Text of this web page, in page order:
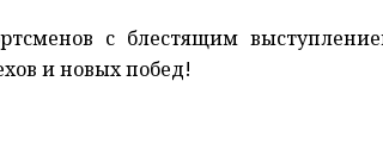
с блестящим
и новых побед!